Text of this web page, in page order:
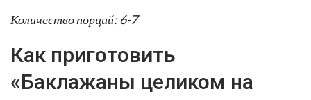
Количество порций: 6-7
Как приготовить
«Баклажаны целиком на